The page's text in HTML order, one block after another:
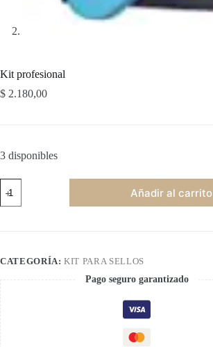
Kit profesional
$ 2.180,00
3 disponibles
profesional
cantidad
Añadir al carrito
CATEGORÍA:KIT PARA SELLOS
Pago seguro garantizado